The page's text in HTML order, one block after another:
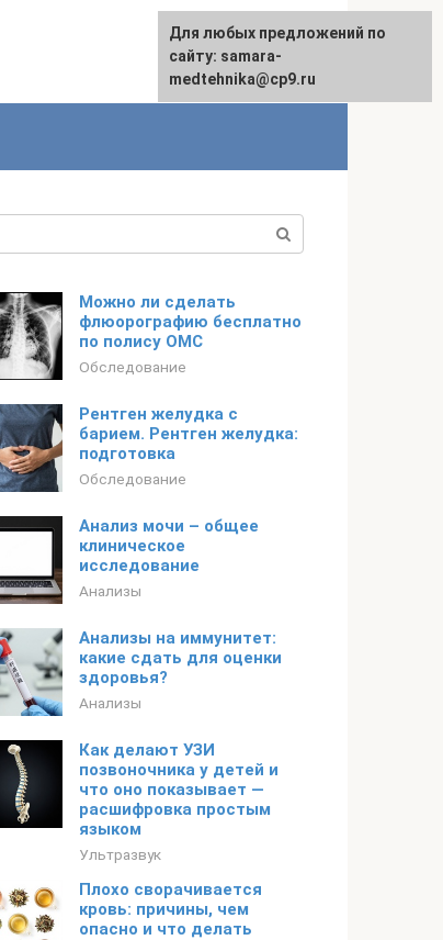
Можно ли сделать
флюорографию бесплатно
по полису ОМС
Обследование
Рентген желудка с
барием. Рентген желудка:
подготовка
Обследование
Анализ мочи – общее
клиническое
исследование
Анализы
Анализы на иммунитет:
какие сдать для оценки
здоровья?
Анализы
Как делают УЗИ
позвоночника у детей и
что оно показывает —
расшифровка простым
языком
Ультразвук
Плохо сворачивается
кровь: причины, чем
опасно и что делать
Для любых предложений по
сайту: samara-
medtehnika@cp9.ru